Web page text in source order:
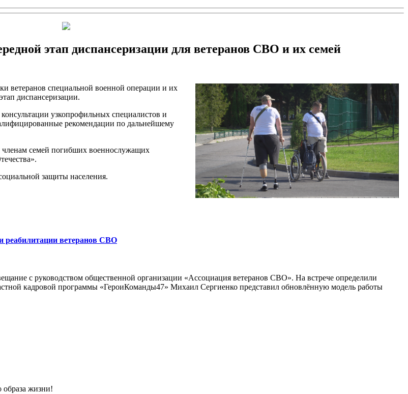
этап диспансеризации для ветеранов СВО и их семей
ветеранов специальной военной операции и их
диспансеризации.
узкопрофильных специалистов и
рекомендации по дальнейшему
семей погибших военнослужащих
защиты населения.
реабилитации ветеранов СВО
с руководством общественной организации «Ассоциация ветеранов СВО». На встрече определили
кадровой программы «ГероиКоманды47» Михаил Сергиенко представил обновлённую модель работы
образа жизни!